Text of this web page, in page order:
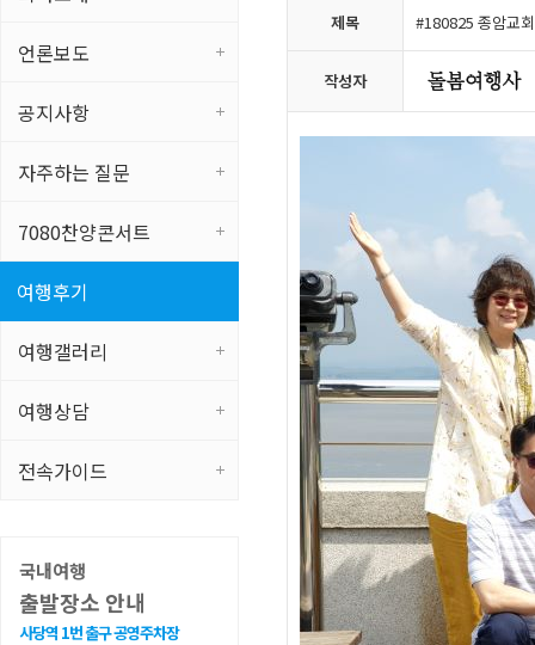
언론보도
공지사항
자주하는 질문
7080찬양콘서트
여행후기
여행갤러리
여행상담
전속가이드
국내여행
출발장소 안내
사당역 1번 출구 공영주차장
제목 #180825 종암교
작성자